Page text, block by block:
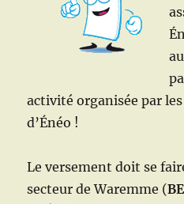
activité organisée par
d’Énéo !
Le versement doit se
secteur de Waremme (